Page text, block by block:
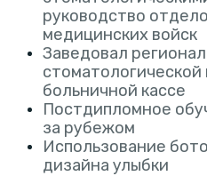
руководство
медицинских войск
Заведовал
стоматологической
больничной кассе
Постдипломное
за рубежом
Использование
дизайна улыбки